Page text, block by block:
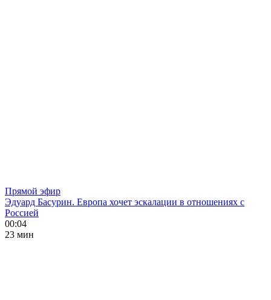
Прямой эфир
Эдуард Басурин. Европа хочет эскалации в отношениях с
Россией
00:04
23 мин